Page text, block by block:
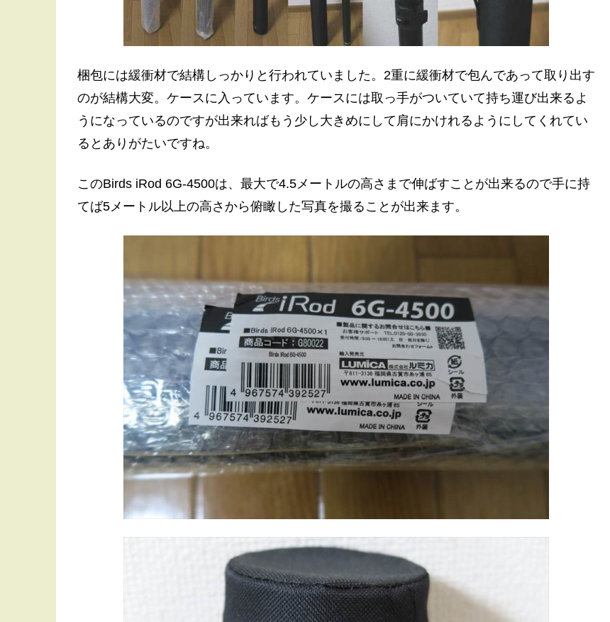
梱包には緩衝材で結構しっかりと行われていました。2重に緩衝材で包んであって取り出す
のが結構大変。ケースに入っています。ケースには取っ手がついていて持ち運び出来るよ
うになっているのですが出来ればもう少し大きめにして肩にかけれるようにしてくれてい
るとありがたいですね。
このBirds iRod 6G-4500は、最大で4.5メートルの高さまで伸ばすことが出来るので手に持
てば5メートル以上の高さから俯瞰した写真を撮ることが出来ます。